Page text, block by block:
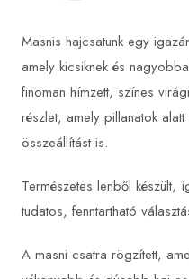
Masnis hajcsatunk egy
amely kicsiknek és
finoman hímzett, színes
részlet, amely pillanatok
összeállítást is.
Természetes lenből készült,
tudatos, fenntartható
A masni csatra rögzített,